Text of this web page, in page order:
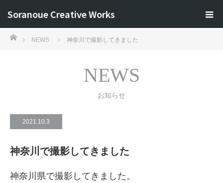
Soranoue Creative Works
ホームNEWS 神奈川で撮影してきました
NEWS
お知らせ
2021.10.3
神奈川で撮影してきました
神奈川県で撮影してきました。